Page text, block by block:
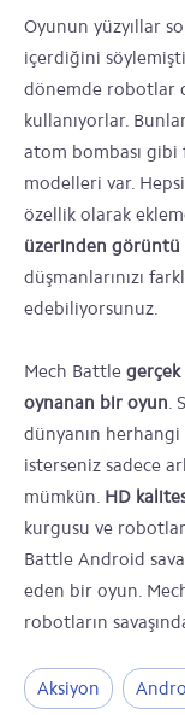
Oyunun yüzyıllar
içerdiğini
dönemde robotlar
kullanıyorlar.
atom bombası gibi
modelleri var.
özellik olarak
üzerinden görüntü
düşmanlarınızı
edebiliyorsunuz.
Mech Battle gerçek
oynanan bir oyun.
dünyanın herhangi
isterseniz sadece
mümkün. HD
kurgusu ve
Battle Android
eden bir oyun.
robotların
Aksiyon